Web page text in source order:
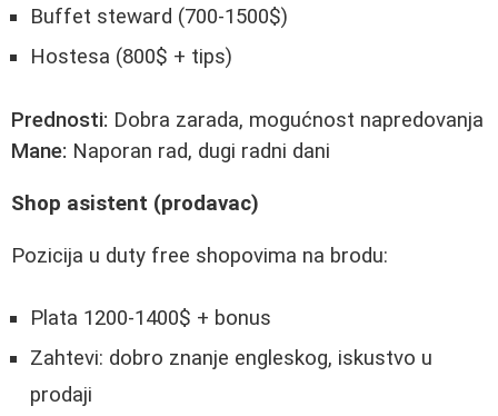
Buffet steward (700-1500$)
Hostesa (800$ + tips)
Prednosti: Dobra zarada, mogućnost napredovanja
Mane: Naporan rad, dugi radni dani
Shop asistent (prodavac)
Pozicija u duty free shopovima na brodu:
Plata 1200-1400$ + bonus
Zahtevi: dobro znanje engleskog, iskustvo u
prodaji